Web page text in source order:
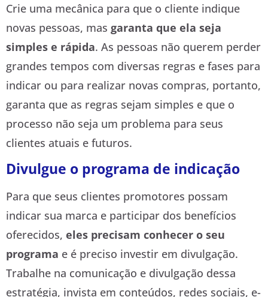
Crie uma mecânica para que o cliente indique
novas pessoas, mas garanta que ela seja
simples e rápida. As pessoas não querem perder
grandes tempos com diversas regras e fases para
indicar ou para realizar novas compras, portanto,
garanta que as regras sejam simples e que o
processo não seja um problema para seus
clientes atuais e futuros.
Divulgue o programa de indicação
Para que seus clientes promotores possam
indicar sua marca e participar dos benefícios
oferecidos, eles precisam conhecer o seu
programa e é preciso investir em divulgação.
Trabalhe na comunicação e divulgação dessa
estratégia, invista em conteúdos, redes sociais, e-